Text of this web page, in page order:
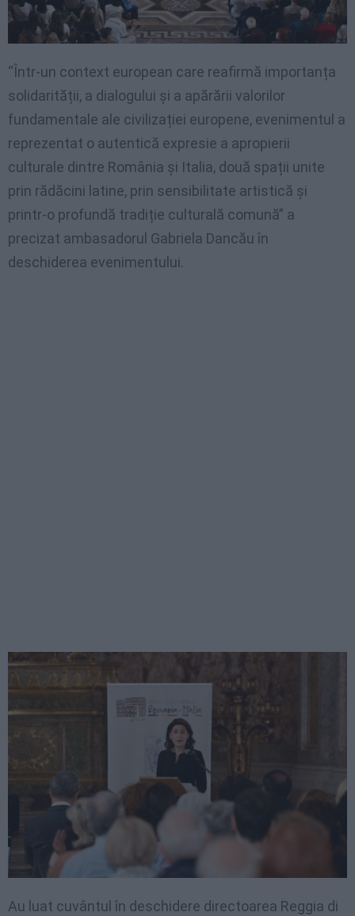
“Într-un context european care reafirmă importanța
solidarității, a dialogului și a apărării valorilor
fundamentale ale civilizației europene, evenimentul a
reprezentat o autentică expresie a apropierii
culturale dintre România și Italia, două spații unite
prin rădăcini latine, prin sensibilitate artistică și
printr-o profundă tradiție culturală comună” a
precizat ambasadorul Gabriela Dancău în
deschiderea evenimentului.
Au luat cuvântul în deschidere directoarea Reggia di